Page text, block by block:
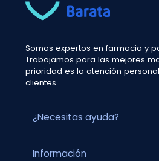
Somos expertos en farmacia y
Trabajamos para las mejores
prioridad es la atención
clientes.
¿Necesitas ayuda?
Información